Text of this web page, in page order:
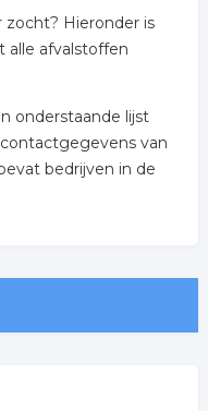
zocht? Hieronder is
afvalstoffen
onderstaande lijst
van
bedrijven in de